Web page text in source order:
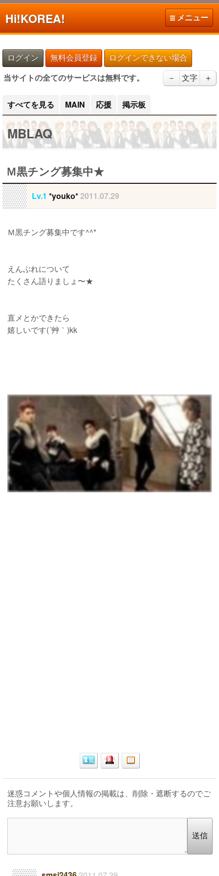
Hi!KOREA! メニュー
ログイン 無料会員登録 ログインできない場合
当サイトの全てのサービスは無料です。 － 文字 ＋
すべてを見る MAIN 応援 掲示板
MBLAQ
Ｍ黒チング募集中★
Lv.1 *youko*2011.07.29
Ｍ黒チング募集中です^^*
えんぶれについて
たくさん語りましょ〜★
直メとかできたら
嬉しいです(´艸｀)kk
迷惑コメントや個人情報の掲載は、削除・遮断するのでご
注意お願いします。
送信